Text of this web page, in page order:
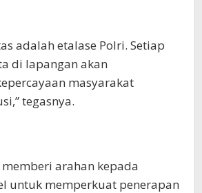
adalah etalase Polri. Setiap
di lapangan akan
masyarakat
tegasnya.
arahan kepada
untuk memperkuat penerapan